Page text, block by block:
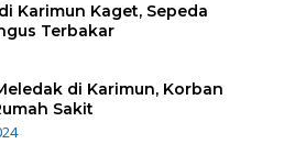
Karimun Kaget, Sepeda
Terbakar
di Karimun, Korban
Sakit